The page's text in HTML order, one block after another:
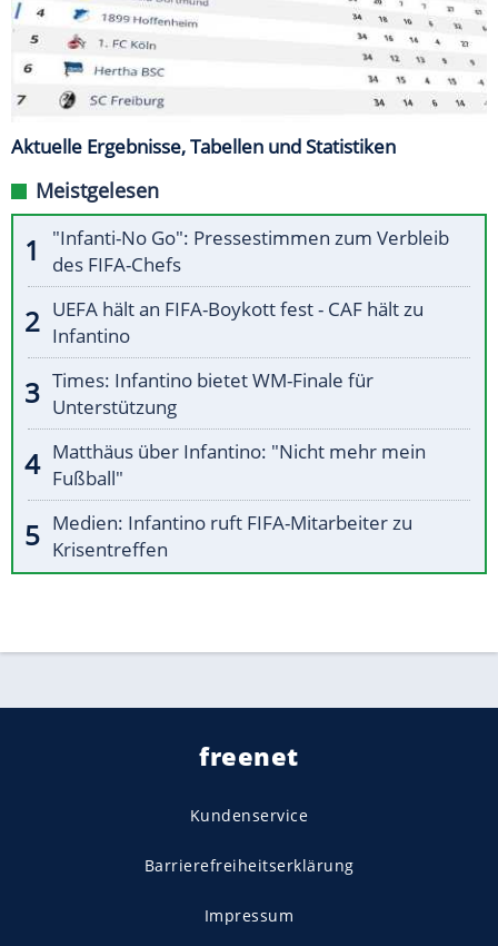
Aktuelle Ergebnisse, Tabellen und Statistiken
Meistgelesen
"Infanti-No Go": Pressestimmen zum Verbleib
des FIFA-Chefs
UEFA hält an FIFA-Boykott fest - CAF hält zu
Infantino
Times: Infantino bietet WM-Finale für
Unterstützung
Matthäus über Infantino: "Nicht mehr mein
Fußball"
Medien: Infantino ruft FIFA-Mitarbeiter zu
Krisentreffen
freenet
Kundenservice
Barrierefreiheitserklärung
Impressum